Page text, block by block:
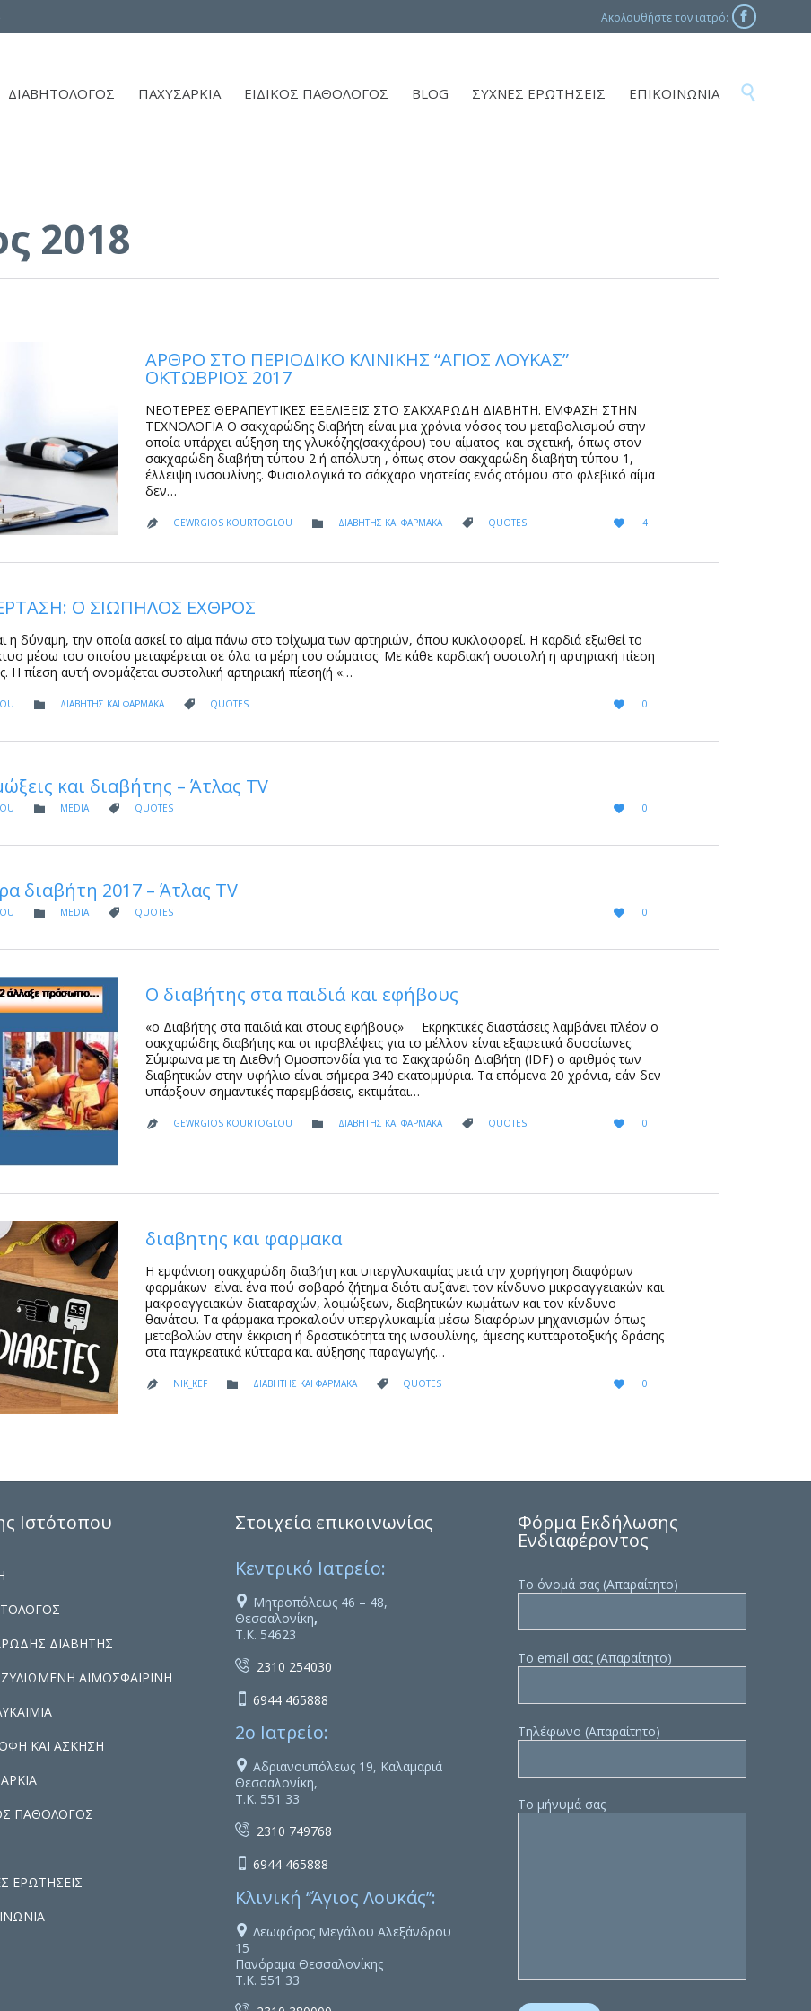
Ακολουθήστε τον ιατρό: 
Skip
to
ΔΙΑΒΗΤΟΛΟΓΟΣ ΠΑΧΥΣΑΡΚΙΑ ΕΙΔΙΚΟΣ ΠΑΘΟΛΟΓΟΣ BLOG ΣΥΧΝΕΣ ΕΡΩΤΗΣΕΙΣ ΕΠΙΚΟΙΝΩΝΙΑ 
2018
ΑΡΘΡΟ ΣΤΟ ΠΕΡΙΟΔΙΚΟ ΚΛΙΝΙΚΗΣ “ΑΓΙΟΣ ΛΟΥΚΑΣ”
ΟΚΤΩΒΡΙΟΣ 2017
ΝΕΟΤΕΡΕΣ ΘΕΡΑΠΕΥΤΙΚΕΣ ΕΞΕΛΙΞΕΙΣ ΣΤΟ ΣΑΚΧΑΡΩΔΗ ΔΙΑΒΗΤΗ. ΕΜΦΑΣΗ ΣΤΗΝ
ΤΕΧΝΟΛΟΓΙΑ Ο σακχαρώδης διαβήτη είναι μια χρόνια νόσος του μεταβολισμού στην
οποία υπάρχει αύξηση της γλυκόζης(σακχάρου) του αίματος και σχετική, όπως στον
σακχαρώδη διαβήτη τύπου 2 ή απόλυτη , όπως στον σακχαρώδη διαβήτη τύπου 1,
έλλειψη ινσουλίνης. Φυσιολογικά το σάκχαρο νηστείας ενός ατόμου στο φλεβικό αίμα
δεν…
 GEWRGIOS KOURTOGLOU  CATEGORY
ΔΙΑΒΗΤΗΣ ΚΑΙ ΦΑΡΜΑΚΑ  CATEGORY
QUOTES 
LOVE
4
Ο ΣΙΩΠΗΛΟΣ ΕΧΘΡΟΣ
η δύναμη, την οποία ασκεί το αίμα πάνω στο τοίχωμα των αρτηριών, όπου κυκλοφορεί. Η καρδιά εξωθεί το
μέσω του οποίου μεταφέρεται σε όλα τα μέρη του σώματος. Με κάθε καρδιακή συστολή η αρτηριακή πίεση
Η πίεση αυτή ονομάζεται συστολική αρτηριακή πίεση(ή «…
 CATEGORY
ΔΙΑΒΗΤΗΣ ΚΑΙ ΦΑΡΜΑΚΑ  CATEGORY
QUOTES 
LOVE
IT
0
και διαβήτης – Άτλας ΤV
 CATEGORY
MEDIA  CATEGORY
QUOTES 
LOVE
IT
0
διαβήτη 2017 – Άτλας ΤV
 CATEGORY
MEDIA  CATEGORY
QUOTES 
LOVE
IT
0
O διαβήτης στα παιδιά και εφήβους
«ο Διαβήτης στα παιδιά και στους εφήβους» Εκρηκτικές διαστάσεις λαμβάνει πλέον ο
σακχαρώδης διαβήτης και οι προβλέψεις για το μέλλον είναι εξαιρετικά δυσοίωνες.
Σύμφωνα με τη Διεθνή Ομοσπονδία για το Σακχαρώδη Διαβήτη (IDF) ο αριθμός των
διαβητικών στην υφήλιο είναι σήμερα 340 εκατομμύρια. Τα επόμενα 20 χρόνια, εάν δεν
υπάρξουν σημαντικές παρεμβάσεις, εκτιμάται…
 GEWRGIOS KOURTOGLOU  CATEGORY
ΔΙΑΒΗΤΗΣ ΚΑΙ ΦΑΡΜΑΚΑ  CATEGORY
QUOTES 
LOVE
IT
0
διαβητης και φαρμακα
Η εμφάνιση σακχαρώδη διαβήτη και υπεργλυκαιμίας μετά την χορήγηση διαφόρων
φαρμάκων είναι ένα πού σοβαρό ζήτημα διότι αυξάνει τον κίνδυνο μικροαγγειακών και
μακροαγγειακών διαταραχών, λοιμώξεων, διαβητικών κωμάτων και τον κίνδυνο
θανάτου. Τα φάρμακα προκαλούν υπεργλυκαιμία μέσω διαφόρων μηχανισμών όπως
μεταβολών στην έκκριση ή δραστικότητα της ινσουλίνης, άμεσης κυτταροτοξικής δράσης
στα παγκρεατικά κύτταρα και αύξησης παραγωγής…
 NIK_KEF  CATEGORY
ΔΙΑΒΗΤΗΣ ΚΑΙ ΦΑΡΜΑΚΑ  CATEGORY
QUOTES 
LOVE
IT
0
Ιστότοπου
ΔΙΑΒΗΤΗΣ
ΑΙΜΟΣΦΑΙΡΙΝΗ
ΚΑΙ ΑΣΚΗΣΗ
ΠΑΘΟΛΟΓΟΣ
ΕΡΩΤΗΣΕΙΣ
Στοιχεία επικοινωνίας
Κεντρικό Ιατρείο:
 Μητροπόλεως 46 – 48,
Θεσσαλονίκη,
Τ.Κ. 54623
 2310 254030
 6944 465888
2ο Ιατρείο:
 Αδριανουπόλεως 19, Καλαμαριά
Θεσσαλονίκη,
Τ.Κ. 551 33
 2310 749768
 6944 465888
Κλινική ‘’Άγιος Λουκάς’’:
 Λεωφόρος Μεγάλου Αλεξάνδρου
15
Πανόραμα Θεσσαλονίκης
Τ.Κ. 551 33
Φόρμα Εκδήλωσης
Ενδιαφέροντος
Το όνομά σας (Απαραίτητο)
Το email σας (Απαραίτητο)
Τηλέφωνο (Απαραίτητο)
Το μήνυμά σας